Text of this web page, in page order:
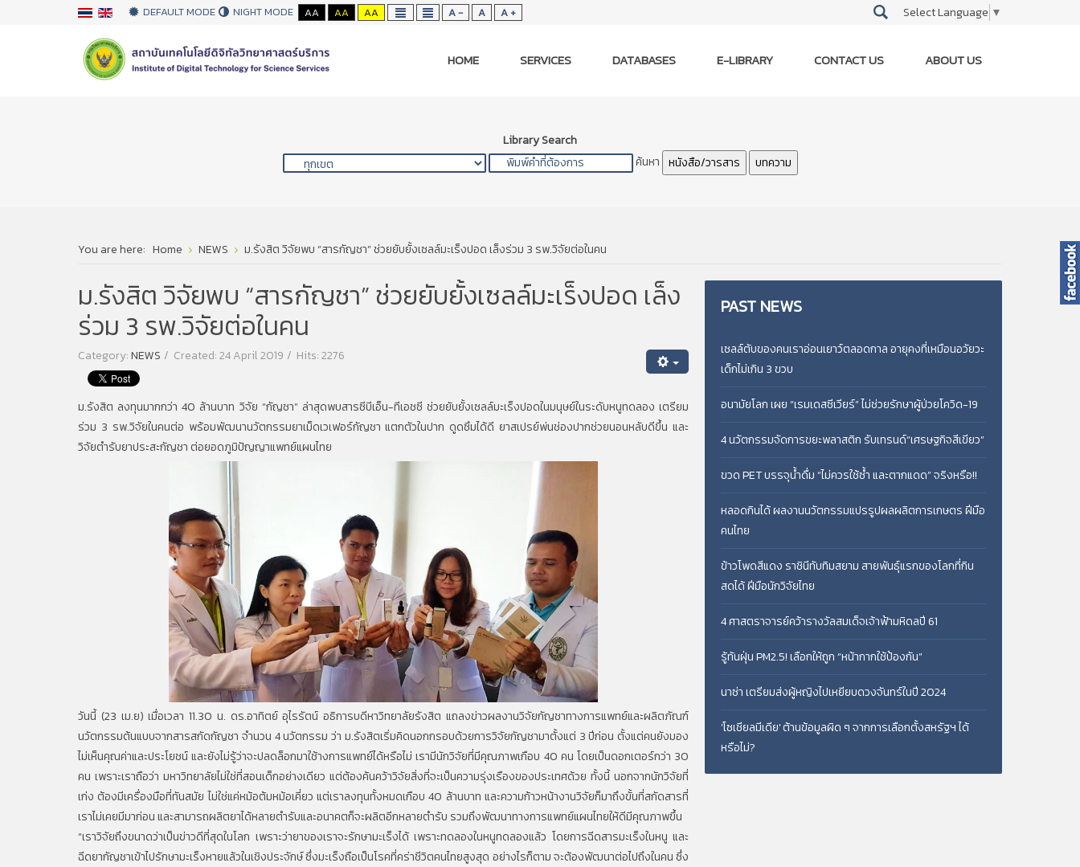
DEFAULT MODE NIGHT MODE AA AA AA A - A A + Select Language ▼
HOME SERVICES DATABASES E-LIBRARY CONTACT US ABOUT US
Library Search
ค้นหา หนังสือ/วารสาร บทความ
You are here: Home NEWS ม.รังสิต วิจัยพบ “สารกัญชา” ช่วยยับยั้งเซลล์มะเร็งปอด เล็งร่วม 3 รพ.วิจัยต่อในคน
ม.รังสิต วิจัยพบ “สารกัญชา” ช่วยยับยั้งเซลล์มะเร็งปอด เล็ง
ร่วม 3 รพ.วิจัยต่อในคน
Category:NEWS Created: 24 April 2019 Hits: 2276
ม.รังสิต ลงทุนมากกว่า 40 ล้านบาท วิจัย “กัญชา” ล่าสุดพบสารซีบีเอ็น-ทีเอชซี ช่วยยับยั้งเซลล์มะเร็งปอดในมนุษย์ในระดับหนูทดลอง เตรียม
ร่วม 3 รพ.วิจัยในคนต่อ พร้อมพัฒนานวัตกรรมยาเม็ดเวเฟอร์กัญชา แตกตัวในปาก ดูดซึมได้ดี ยาสเปรย์พ่นช่องปากช่วยนอนหลับดีขึ้น และ
วิจัยตำรับยาประสะกัญชา ต่อยอดภูมิปัญญาแพทย์แผนไทย
วันนี้ (23 เม.ย) เมื่อเวลา 11.30 น. ดร.อาทิตย์ อุไรรัตน์ อธิการบดีหาวิทยาลัยรังสิต แถลงข่าวผลงานวิจัยกัญชาทางการแพทย์และผลิตภัณฑ์
นวัตกรรมต้นแบบจากสารสกัดกัญชา จำนวน 4 นวัตกรรม ว่า ม.รังสิตเริ่มคิดนอกกรอบด้วยการวิจัยกัญชามาตั้งแต่ 3 ปีก่อน ตั้งแต่คนยังมอง
ไม่เห็นคุณค่าและประโยชน์ และยังไม่รู้ว่าจะปลดล็อกมาใช้างการแพทย์ได้หรือไม่ เรามีนักวิจัยที่มีคุณภาพเกือบ 40 คน โดยเป็นดอกเตอร์กว่า 30
คน เพราะเราถือว่า มหาวิทยาลัยไม่ใช่ที่สอนเด็กอย่างเดียว แต่ต้องค้นคว้าวิจัยสิ่งที่จะเป็นความรุ่งเรืองของประเทศด้วย ทั้งนี้ นอกจากนักวิจัยที่
เก่ง ต้องมีเครื่องมือที่ทันสมัย ไม่ใช่แค่หม้อต้มหม้อเคี่ยว แต่เราลงทุนทั้งหมดเกือบ 40 ล้านบาท และความก้าวหน้างานวิจัยก็มาถึงขั้นที่สกัดสารที่
เราไม่เคยมีมาก่อน และสามารถผลิตยาได้หลายตำรับและอนาคตก็จะผลิตอีกหลายตำรับ รวมถึงพัฒนาทางการแพทย์แผนไทยให้ดีมีคุณภาพขึ้น
“เราวิจัยถึงขนาดว่าเป็นข่าวดีที่สุดในโลก เพราะว่ายาของเราจะรักษามะเร็งได้ เพราะทดลองในหนูทดลองแล้ว โดยการฉีดสารมะเร็งในหนู และ
ฉีดยากัญชาเข้าไปรักษามะเร็งหายแล้วในเชิงประจักษ์ ซึ่งมะเร็งถือเป็นโรคที่คร่าชีวิตคนไทยสูงสุด อย่างไรก็ตาม จะต้องพัฒนาต่อไปถึงในคน ซึ่ง
PAST NEWS
เซลล์ตับของคนเราอ่อนเยาว์ตลอดกาล อายุคงที่เหมือนอวัยวะ
เด็กไม่เกิน 3 ขวบ
อนามัยโลก เผย “เรมเดสซีเวียร์” ไม่ช่วยรักษาผู้ป่วยโควิด-19
4 นวัตกรรมจัดการขยะพลาสติก รับเทรนด์“เศรษฐกิจสีเขียว”
ขวด PET บรรจุน้ำดื่ม “ไม่ควรใช้ซ้ำ และตากแดด” จริงหรือ!!
หลอดกินได้ ผลงานนวัตกรรมแปรรูปผลผลิตการเกษตร ฝีมือ
คนไทย
ข้าวโพดสีแดง ราชินีทับทิมสยาม สายพันธุ์แรกของโลกที่กิน
สดได้ ฝีมือนักวิจัยไทย
4 ศาสตราจารย์คว้ารางวัลสมเด็จเจ้าฟ้ามหิดลปี 61
รู้ทันฝุ่น PM2.5! เลือกให้ถูก “หน้ากากใช้ป้องกัน”
นาซ่า เตรียมส่งผู้หญิงไปเหยียบดวงจันทร์ในปี 2024
'โซเชียลมีเดีย' ต้านข้อมูลผิด ๆ จากการเลือกตั้งสหรัฐฯ ได้
หรือไม่?